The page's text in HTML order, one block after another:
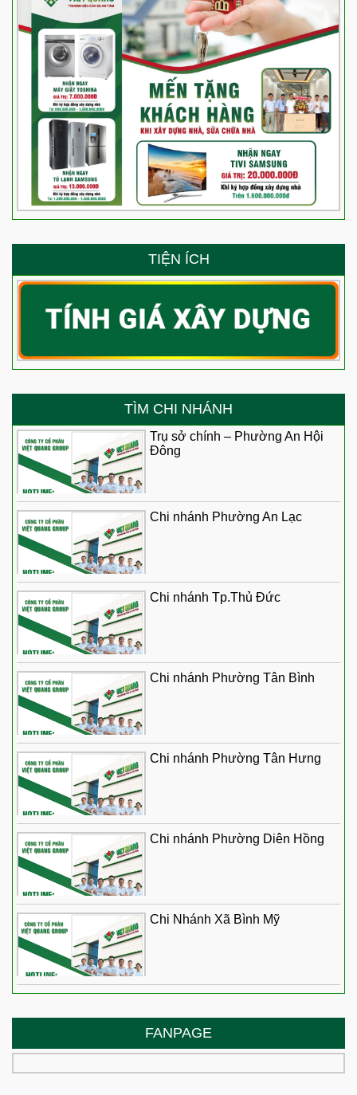
TIỆN ÍCH
TÌM CHI NHÁNH
Trụ sở chính – Phường An Hội
Đông
Chi nhánh Phường An Lạc
Chi nhánh Tp.Thủ Đức
Chi nhánh Phường Tân Bình
Chi nhánh Phường Tân Hưng
Chi nhánh Phường Diên Hồng
Chi Nhánh Xã Bình Mỹ
FANPAGE